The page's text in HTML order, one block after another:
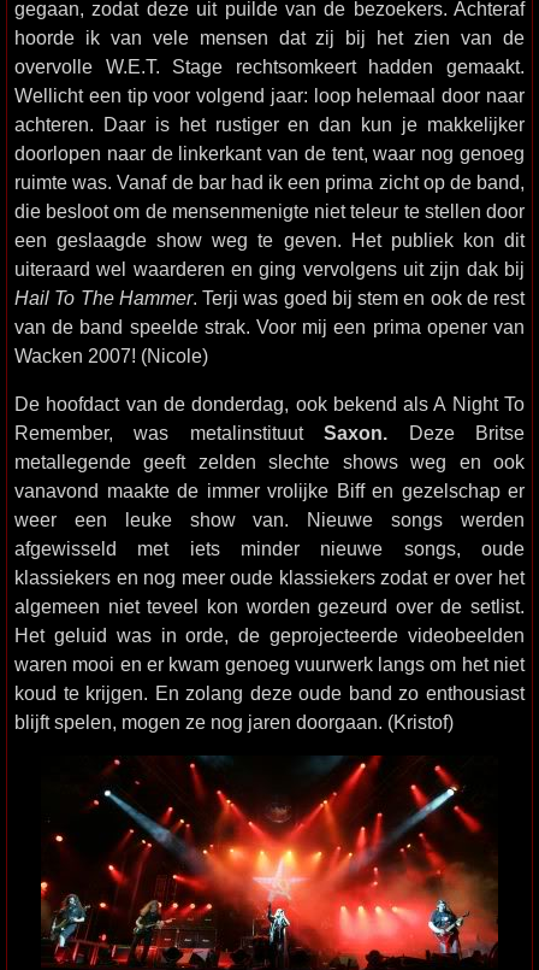
gegaan, zodat deze uit puilde van de bezoekers. Achteraf
hoorde ik van vele mensen dat zij bij het zien van de
overvolle W.E.T. Stage rechtsomkeert hadden gemaakt.
Wellicht een tip voor volgend jaar: loop helemaal door naar
achteren. Daar is het rustiger en dan kun je makkelijker
doorlopen naar de linkerkant van de tent, waar nog genoeg
ruimte was. Vanaf de bar had ik een prima zicht op de band,
die besloot om de mensenmenigte niet teleur te stellen door
een geslaagde show weg te geven. Het publiek kon dit
uiteraard wel waarderen en ging vervolgens uit zijn dak bij
Hail To The Hammer. Terji was goed bij stem en ook de rest
van de band speelde strak. Voor mij een prima opener van
Wacken 2007! (Nicole)
De hoofdact van de donderdag, ook bekend als A Night To
Remember, was metalinstituutSaxon. Deze Britse
metallegende geeft zelden slechte shows weg en ook
vanavond maakte de immer vrolijke Biff en gezelschap er
weer een leuke show van. Nieuwe songs werden
afgewisseld met iets minder nieuwe songs, oude
klassiekers en nog meer oude klassiekers zodat er over het
algemeen niet teveel kon worden gezeurd over de setlist.
Het geluid was in orde, de geprojecteerde videobeelden
waren mooi en er kwam genoeg vuurwerk langs om het niet
koud te krijgen. En zolang deze oude band zo enthousiast
blijft spelen, mogen ze nog jaren doorgaan. (Kristof)